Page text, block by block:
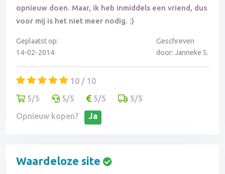
opnieuw doen. Maar, ik heb inmiddels een vriend, dus
voor mij is het niet meer nodig. :)
Geplaatst op:
14-02-2014
Geschreven
door: Janneke S.
10 / 10
5/5
5/5 5/5
5/5
Opnieuw kopen?
Ja
Waardeloze site